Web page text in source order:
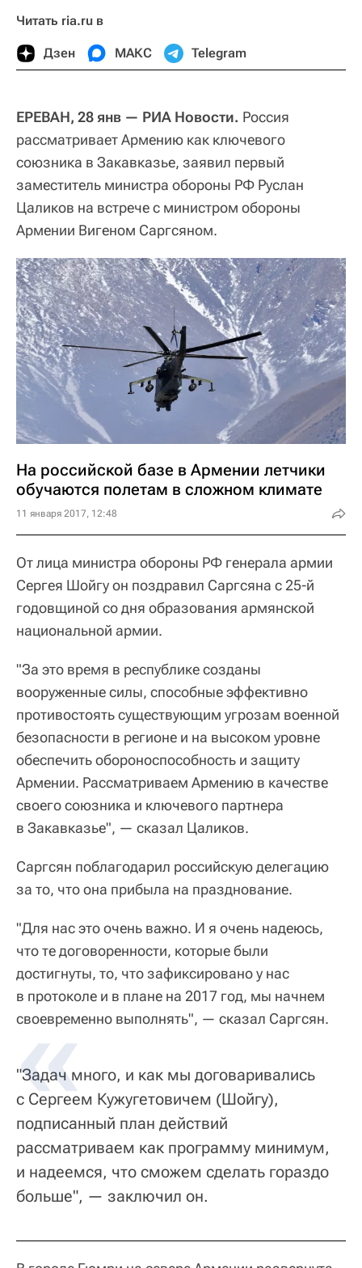
Читать ria.ru в
Дзен МАКС Telegram
ЕРЕВАН, 28 янв — РИА Новости. Россия
рассматривает Армению как ключевого
союзника в Закавказье, заявил первый
заместитель министра обороны РФ Руслан
Цаликов на встрече с министром обороны
Армении Вигеном Саргсяном.
На российской базе в Армении летчики
обучаются полетам в сложном климате
11 января 2017, 12:48
От лица министра обороны РФ генерала армии
Сергея Шойгу он поздравил Саргсяна с 25-й
годовщиной со дня образования армянской
национальной армии.
"За это время в республике созданы
вооруженные силы, способные эффективно
противостоять существующим угрозам военной
безопасности в регионе и на высоком уровне
обеспечить обороноспособность и защиту
Армении. Рассматриваем Армению в качестве
своего союзника и ключевого партнера
в Закавказье", — сказал Цаликов.
Саргсян поблагодарил российскую делегацию
за то, что она прибыла на празднование.
"Для нас это очень важно. И я очень надеюсь,
что те договоренности, которые были
достигнуты, то, что зафиксировано у нас
в протоколе и в плане на 2017 год, мы начнем
своевременно выполнять", — сказал Саргсян.
"Задач много, и как мы договаривались
с Сергеем Кужугетовичем (Шойгу),
подписанный план действий
рассматриваем как программу минимум,
и надеемся, что сможем сделать гораздо
больше", — заключил он.